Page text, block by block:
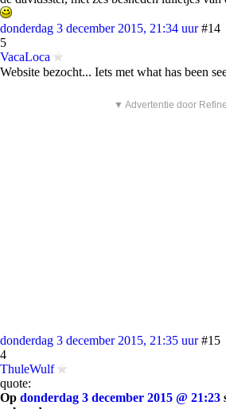
donderdag 3 december 2015, 21:34 uur #14
5
VacaLoca
Website bezocht... Iets met what has been
▼ Advertentie door
donderdag 3 december 2015, 21:35 uur #15
4
ThuleWulf
quote:
Op donderdag 3 december 2015 @ 21:23